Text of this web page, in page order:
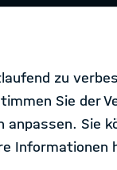
zu
Sie der
anpassen. Sie
Informationen